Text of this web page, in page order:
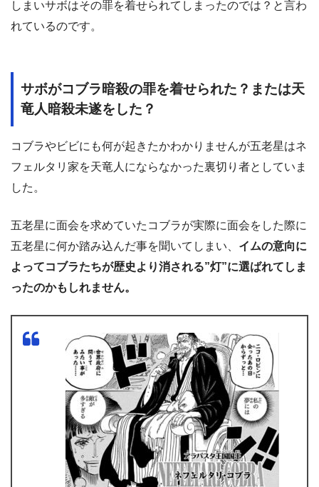
しまいサボはその罪を着せられてしまったのでは？と言わ
れているのです。
サボがコブラ暗殺の罪を着せられた？または天
竜人暗殺未遂をした？
コブラやビビにも何が起きたかわかりませんが五老星はネ
フェルタリ家を天竜人にならなかった裏切り者としていま
した。
五老星に面会を求めていたコブラが実際に面会をした際に
五老星に何か踏み込んだ事を聞いてしまい、 イムの意向に
よってコブラたちが歴史より消される”灯”に選ばれてしま
ったのかもしれません。